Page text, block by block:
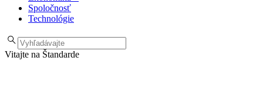
Spoločnosť
Technológie
Vitajte na Štandarde